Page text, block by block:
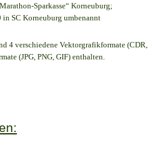
Sparkasse“ Korneuburg;
in SC Korneuburg umbenannt
4 verschiedene Vektorgrafikformate (CDR,
(JPG, PNG, GIF) enthalten.